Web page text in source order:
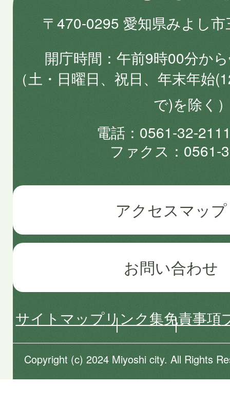
〒470-0295 愛知県みよし
開庁時間
午前9時00分か
（土・日曜日、祝日、年末年始
で)を除く
電話
0561-32-
ファクス
0561-
アクセスマップ
お問い合わせ
サイトマップリンク集免責事項
Copyright (c) 2024 Miyoshi city. All Rights